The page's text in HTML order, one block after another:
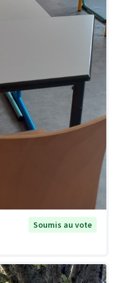
Soumis au vote